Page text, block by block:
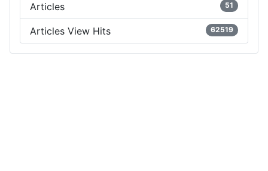
Articles 51
Articles View Hits 62519